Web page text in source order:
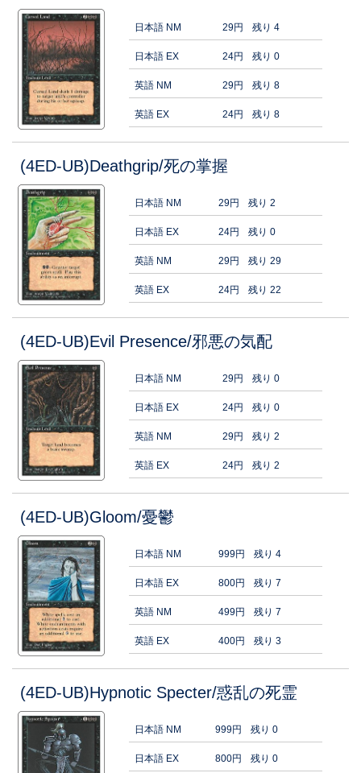
日本語 NM 29円 残り 4
日本語 EX 24円 残り 0
英語 NM 29円 残り 8
英語 EX 24円 残り 8
(4ED-UB)Deathgrip/死の掌握
日本語 NM 29円 残り 2
日本語 EX 24円 残り 0
英語 NM 29円 残り 29
英語 EX 24円 残り 22
(4ED-UB)Evil Presence/邪悪の気配
日本語 NM 29円 残り 0
日本語 EX 24円 残り 0
英語 NM 29円 残り 2
英語 EX 24円 残り 2
(4ED-UB)Gloom/憂鬱
日本語 NM 999円 残り 4
日本語 EX 800円 残り 7
英語 NM 499円 残り 7
英語 EX 400円 残り 3
(4ED-UB)Hypnotic Specter/惑乱の死霊
日本語 NM 999円 残り 0
日本語 EX 800円 残り 0